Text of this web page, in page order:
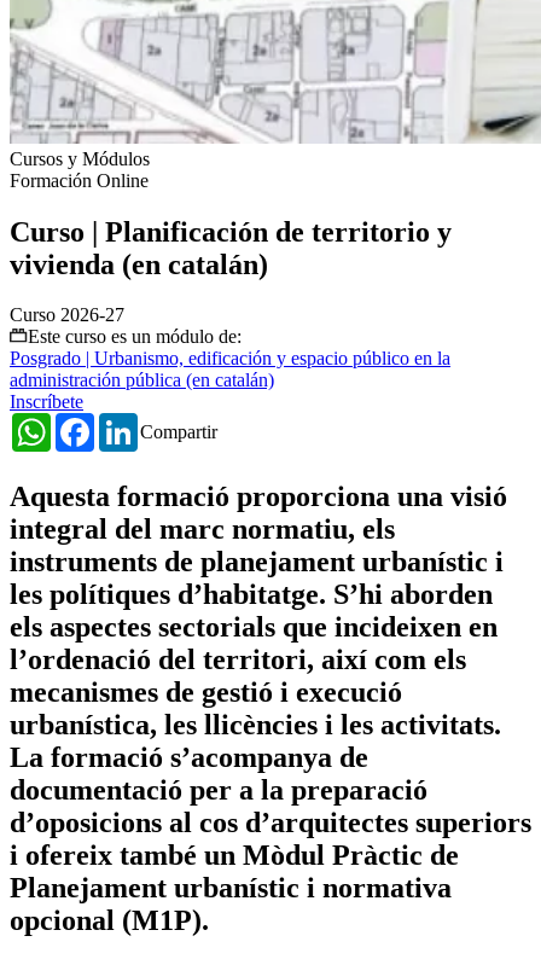
Cursos y Módulos
Formación Online
Curso | Planificación de territorio y
vivienda (en catalán)
Curso 2026-27
Este curso es un módulo de:
Posgrado | Urbanismo, edificación y espacio público en la
administración pública (en catalán)
Inscríbete
Compartir
WhatsAppFacebookLinkedIn
Aquesta formació proporciona una visió
integral del marc normatiu, els
instruments de planejament urbanístic i
les polítiques d’habitatge. S’hi aborden
els aspectes sectorials que incideixen en
l’ordenació del territori, així com els
mecanismes de gestió i execució
urbanística, les llicències i les activitats.
La formació s’acompanya de
documentació per a la preparació
d’oposicions al cos d’arquitectes superiors
i ofereix també un Mòdul Pràctic de
Planejament urbanístic i normativa
opcional (M1P).